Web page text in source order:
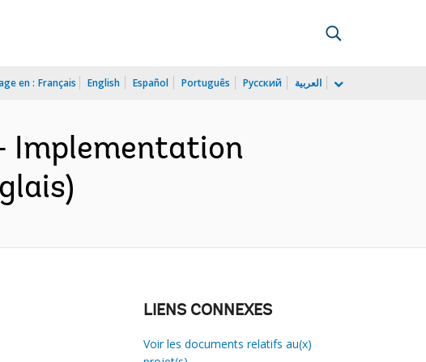
en : Français English Español Português Русский العربية
Implementation
LIENS CONNEXES
Voir les documents relatifs au(x)